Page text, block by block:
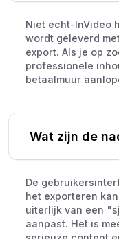
Niet echt-InVideo
wordt geleverd
export. Als je op
professionele
betaalmuur
Wat zijn de
De
het exporteren
uiterlijk van een
aanpast. Het is